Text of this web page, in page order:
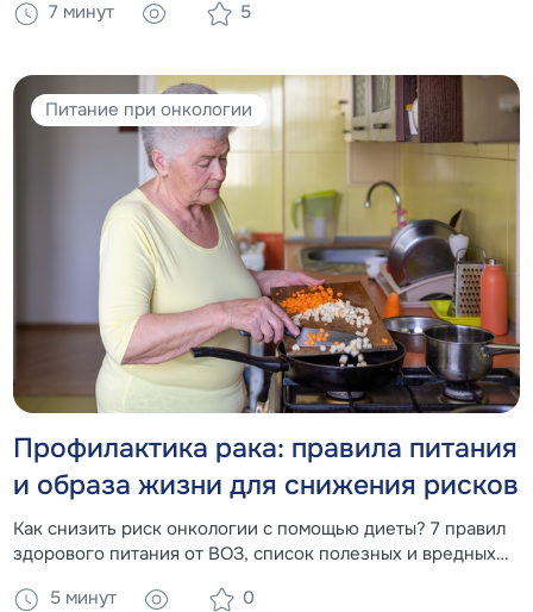
специализированного питания Nutrien для реабилитации
7 минут 5
Питание при онкологии
Профилактика рака: правила питания
и образа жизни для снижения рисков
Как снизить риск онкологии с помощью диеты? 7 правил
здорового питания от ВОЗ, список полезных и вредных
5 минут 0